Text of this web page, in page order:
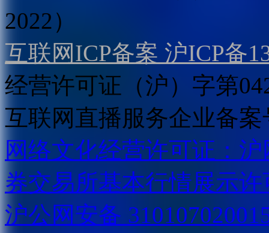
2022）
互联网ICP备案 沪ICP备
经营许可证（沪）字第
互联网直播服务企业备案
网络文化经营许可证：
券交易所基本行情展示许
沪公网安备